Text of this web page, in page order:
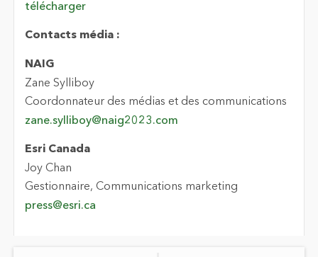
télécharger
Contacts média :
NAIG
Zane Sylliboy
Coordonnateur des médias et des communications
zane.sylliboy@naig2023.com
Esri Canada
Joy Chan
Gestionnaire, Communications marketing
press@esri.ca